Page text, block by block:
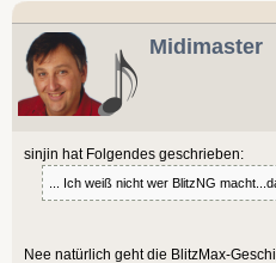
Midimaster
sinjin hat Folgendes geschrieben:
... Ich weiß nicht wer BlitzNG
Nee natürlich geht die BlitzMax-